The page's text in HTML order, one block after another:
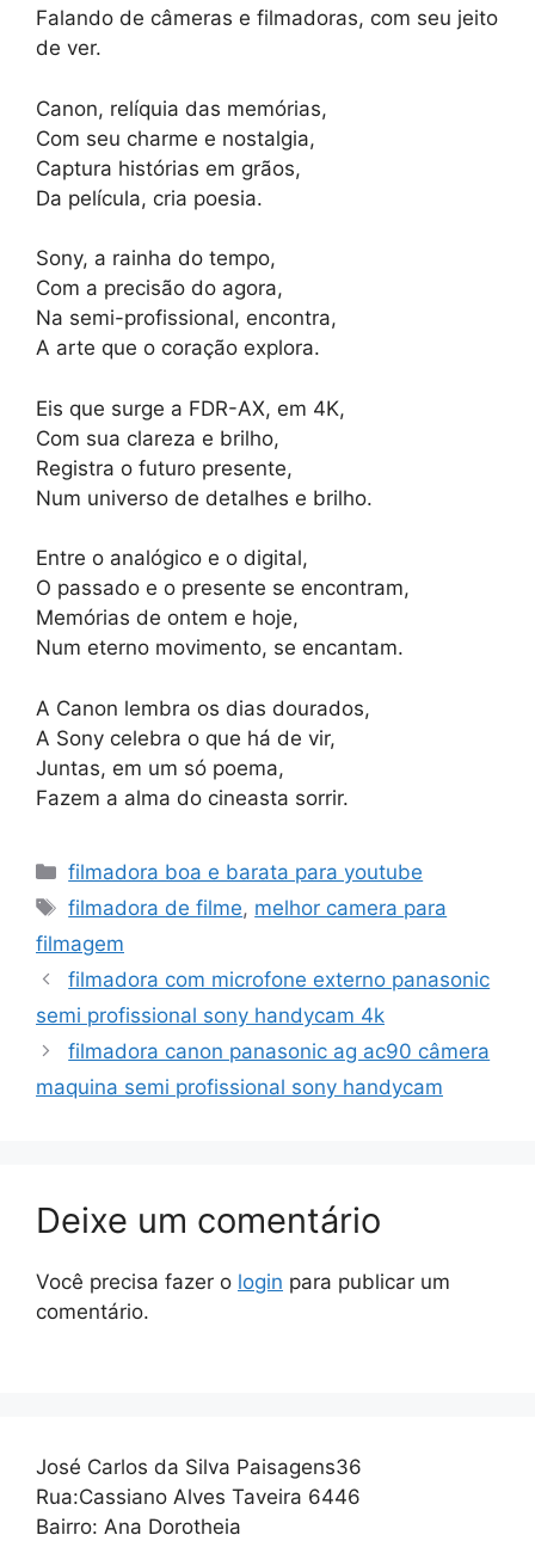
Falando de câmeras e filmadoras, com seu jeito
de ver.
Canon, relíquia das memórias,
Com seu charme e nostalgia,
Captura histórias em grãos,
Da película, cria poesia.
Sony, a rainha do tempo,
Com a precisão do agora,
Na semi-profissional, encontra,
A arte que o coração explora.
Eis que surge a FDR-AX, em 4K,
Com sua clareza e brilho,
Registra o futuro presente,
Num universo de detalhes e brilho.
Entre o analógico e o digital,
O passado e o presente se encontram,
Memórias de ontem e hoje,
Num eterno movimento, se encantam.
A Canon lembra os dias dourados,
A Sony celebra o que há de vir,
Juntas, em um só poema,
Fazem a alma do cineasta sorrir.
Categorias
filmadora boa e barata para youtube
Tags
filmadora de filme, melhor camera para
filmagem
filmadora com microfone externo panasonic
semi profissional sony handycam 4k
filmadora canon panasonic ag ac90 câmera
maquina semi profissional sony handycam
Deixe um comentário
Você precisa fazer o login para publicar um
comentário.
José Carlos da Silva Paisagens36
Rua:Cassiano Alves Taveira 6446
Bairro: Ana Dorotheia